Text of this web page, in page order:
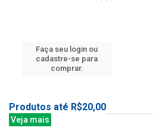
Faça seu login ou
cadastre-se para
comprar.
Produtos até R$20,00
Veja mais